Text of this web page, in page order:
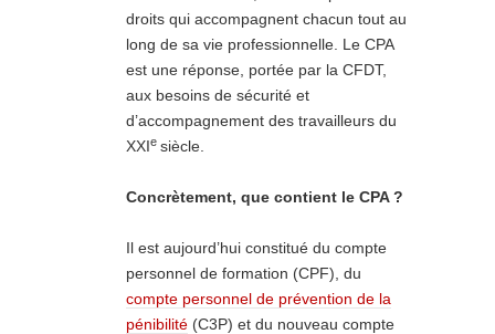
droits qui accompagnent chacun tout au
long de sa vie professionnelle. Le CPA
est une réponse, portée par la CFDT,
aux besoins de sécurité et
d’accompagnement des travailleurs du
XXIe siècle.
Concrètement, que contient le CPA ?
Il est aujourd’hui constitué du compte
personnel de formation (CPF), du
compte personnel de prévention de la
pénibilité (C3P) et du nouveau compte